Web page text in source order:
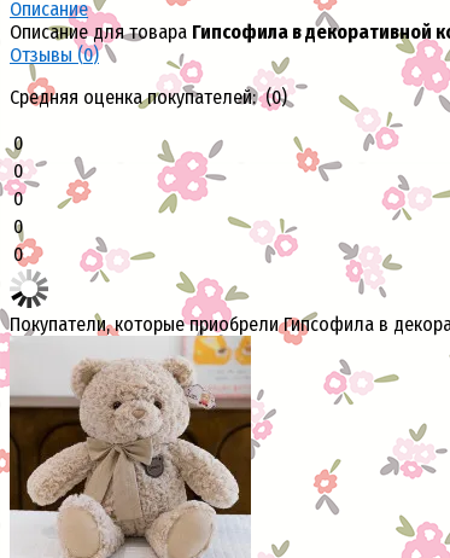
Описание
Описание для товара Гипсофила в декоративной
Отзывы (0)
Средняя оценка покупателей: (0)
0
0
0
0
0
Покупатели, которые приобрели Гипсофила в